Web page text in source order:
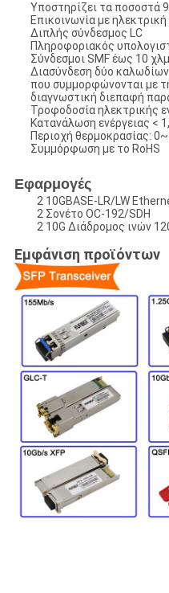
Υποστηρίζει τα ποσοστά
Επικοινωνία με ηλεκτρική
Διπλής σύνδεσμος LC
Πληροφοριακός
Σύνδεσμοι SMF έως 10
Διασύνδεση δύο καλωδίων
που συμμορφώνονται με
διαγνωστική διεπαφή
Τροφοδοσία ηλεκτρικής
Κατανάλωση ενέργειας <
Περιοχή θερμοκρασίας:
Συμμόρφωση με το RoHS
Εφαρμογές
2 10GBASE-LR/LW
2 Σονέτο OC-192/SDH
2 10G Διάδρομος ινών
Εμφάνιση προϊόντων